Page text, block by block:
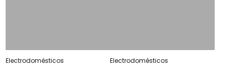
Posted
Electrodomésticos Posted
Electrodomésticos